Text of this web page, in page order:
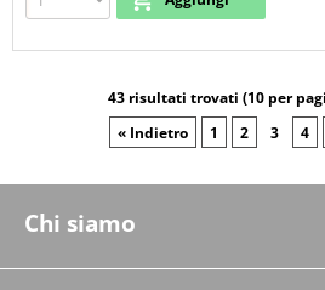
43 risultati trovati (10 per
« Indietro
1 2 3 4
Chi siamo